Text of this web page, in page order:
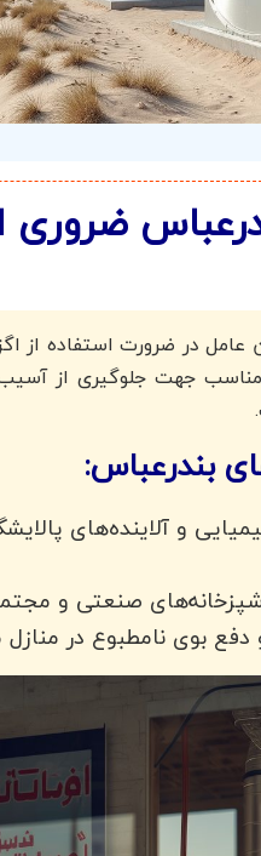
عامل در ضرورت استفاده از
مناسب جهت جلوگیری از
بندرعباس:
و آلاینده‌های
صنعتی و
بوی نامطبوع در